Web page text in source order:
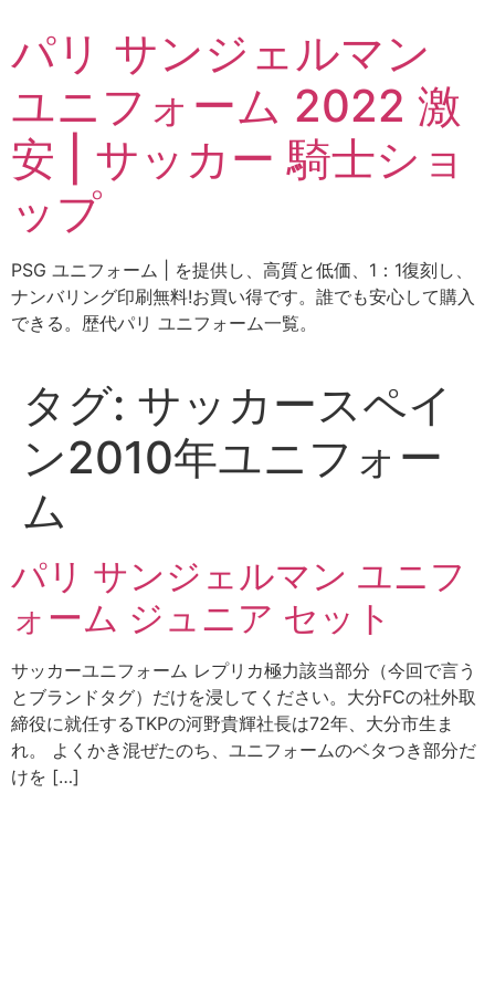
テ
ツ
に
ス
パリ サンジェルマン
ユニフォーム 2022 激
安 | サッカー 騎士ショ
ップ
PSG ユニフォーム | を提供し、高質と低価、1：1復刻し、
ナンバリング印刷無料!お買い得です。誰でも安心して購入
できる。歴代パリ ユニフォーム一覧。
タグ: サッカースペイ
ン2010年ユニフォー
ム
パリ サンジェルマン ユニフ
ォーム ジュニア セット
サッカーユニフォーム レプリカ極力該当部分（今回で言う
とブランドタグ）だけを浸してください。大分FCの社外取
締役に就任するTKPの河野貴輝社長は72年、大分市生ま
れ。 よくかき混ぜたのち、ユニフォームのベタつき部分だ
けを […]